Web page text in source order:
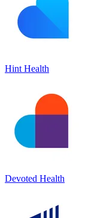
Hint Health
Devoted Health